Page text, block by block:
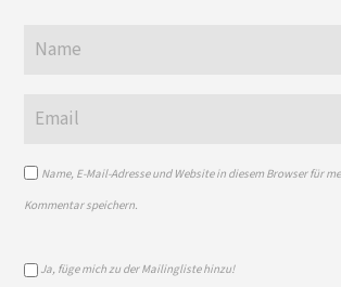
Name, E-Mail-Adresse und Website in diesem Browser für
Kommentar speichern.
Ja, füge mich zu der Mailingliste hinzu!